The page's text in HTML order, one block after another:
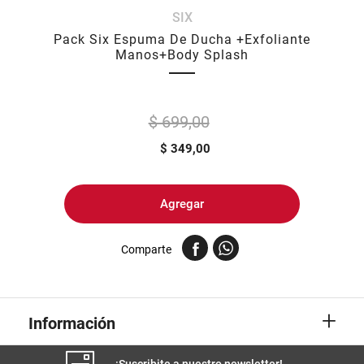
SIX
Pack Six Espuma De Ducha +Exfoliante
Manos+Body Splash
$ 699,00
$ 349,00
Agregar
Comparte
Información +
9. harina